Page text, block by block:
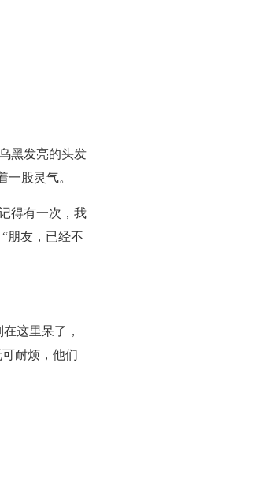
黑发亮的头发
股灵气。
得有一次，我
朋友，已经不
这里呆了，
耐烦，他们